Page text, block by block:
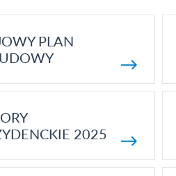
PLAN
2025